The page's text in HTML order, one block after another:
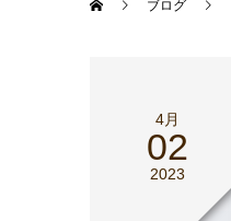
ブログ
4月
02
2023